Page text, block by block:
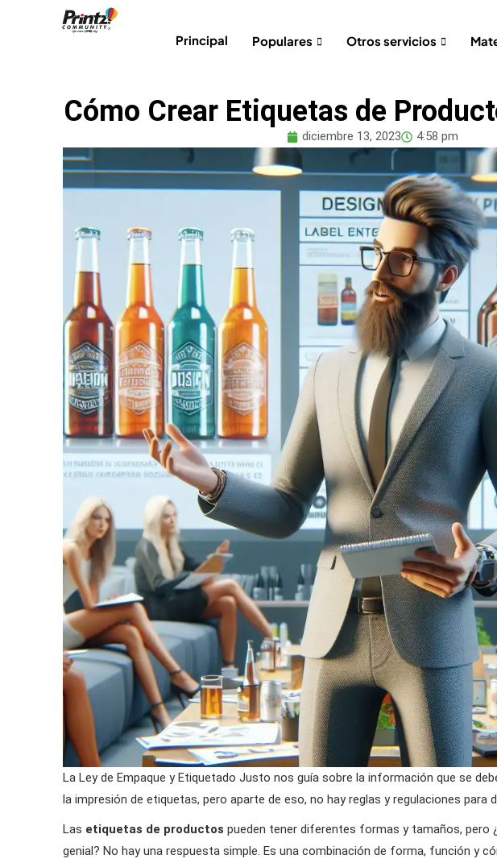
Principal Populares Otros servicios
Cómo Crear Etiquetas de
diciembre 13, 2023 4:58 pm
La Ley de Empaque y Etiquetado Justo nos guía sobre la información que se
la impresión de etiquetas, pero aparte de eso, no hay reglas y regulaciones para
Las etiquetas de productos pueden tener diferentes formas y tamaños, pero
genial? No hay una respuesta simple. Es una combinación de forma, función y